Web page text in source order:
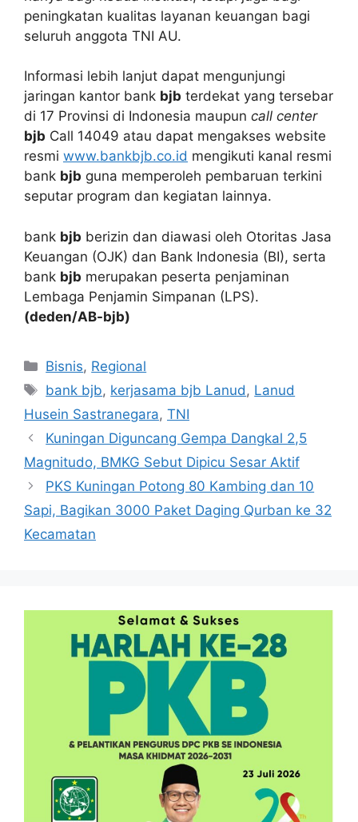
peningkatan kualitas layanan keuangan bagi
seluruh anggota TNI AU.
Informasi lebih lanjut dapat mengunjungi
jaringan kantor bank bjb terdekat yang tersebar
di 17 Provinsi di Indonesia maupun call center
bjb Call 14049 atau dapat mengakses website
resmi www.bankbjb.co.id mengikuti kanal resmi
bank bjb guna memperoleh pembaruan terkini
seputar program dan kegiatan lainnya.
bank bjb berizin dan diawasi oleh Otoritas Jasa
Keuangan (OJK) dan Bank Indonesia (BI), serta
bank bjb merupakan peserta penjaminan
Lembaga Penjamin Simpanan (LPS).
(deden/AB-bjb)
Kategori
Bisnis, Regional
Tag
bank bjb, kerjasama bjb Lanud , Lanud
Husein Sastranegara, TNI
Kuningan Diguncang Gempa Dangkal 2,5
Magnitudo, BMKG Sebut Dipicu Sesar Aktif
PKS Kuningan Potong 80 Kambing dan 10
Sapi, Bagikan 3000 Paket Daging Qurban ke 32
Kecamatan